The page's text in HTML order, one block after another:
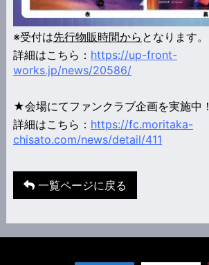
※受付は先行物販時間から となります。
詳細はこちら： https://up-front-
works.jp/news/20586/
★会場にてファンクラブ企画を実施中！
詳細はこちら： https://fc.moritaka-
chisato.com/news/detail/411
一覧ページに戻る